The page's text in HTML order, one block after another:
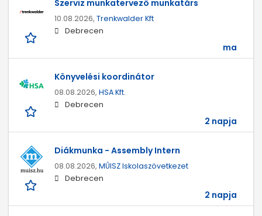
Szerviz munkatervező munkatárs
10.08.2026, Trenkwalder Kft
Debrecen
ma
Könyvelési koordinátor
08.08.2026, HSA Kft.
Debrecen
2 napja
Diákmunka - Assembly Intern
08.08.2026, MŰISZ Iskolaszövetkezet
Debrecen
2 napja